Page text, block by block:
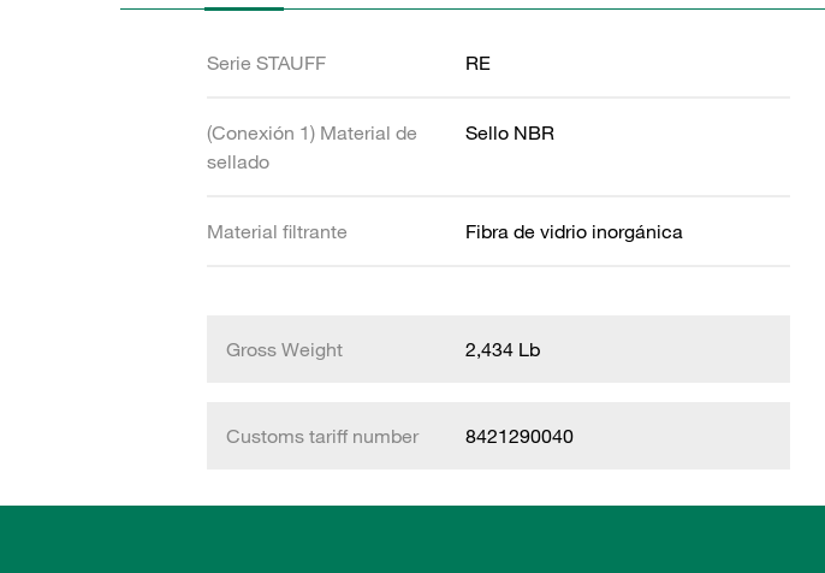
Serie STAUFF RE
(Conexión 1) Material de
sellado
Sello NBR
Material filtrante Fibra de vidrio inorgánica
Gross Weight 2,434 Lb
Customs tariff number 8421290040